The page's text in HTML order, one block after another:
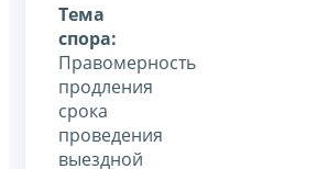
Тема
спора:
Правомерность
продления
срока
проведения
выездной